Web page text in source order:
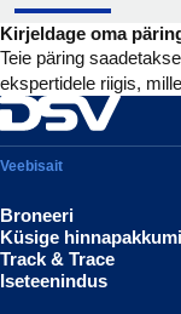
Kirjeldage oma
Teie päring
ekspertidele riigis,
Veebisait
Broneeri
Küsige
Track & Trace
Iseteenindus